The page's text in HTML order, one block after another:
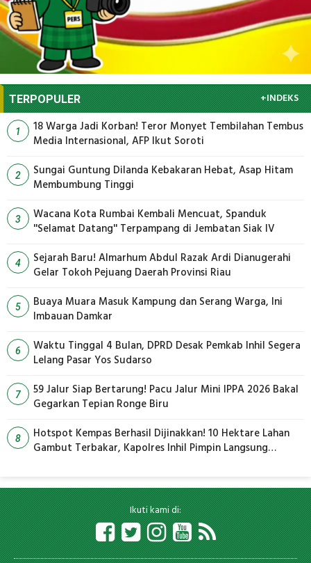
TERPOPULER +INDEKS
1
18 Warga Jadi Korban! Teror Monyet Tembilahan Tembus
Media Internasional, AFP Ikut Soroti
2
Sungai Guntung Dilanda Kebakaran Hebat, Asap Hitam
Membumbung Tinggi
3
Wacana Kota Rumbai Kembali Mencuat, Spanduk
''Selamat Datang'' Terpampang di Jembatan Siak IV
4
Sejarah Baru! Almarhum Abdul Razak Ardi Dianugerahi
Gelar Tokoh Pejuang Daerah Provinsi Riau
5
Buaya Muara Masuk Kampung dan Serang Warga, Ini
Imbauan Damkar
6
Waktu Tinggal 4 Bulan, DPRD Desak Pemkab Inhil Segera
Lelang Pasar Yos Sudarso
7
59 Jalur Siap Bertarung! Pacu Jalur Mini IPPA 2026 Bakal
Gegarkan Tepian Ronge Biru
8
Hotspot Kempas Berhasil Dijinakkan! 10 Hektare Lahan
Gambut Terbakar, Kapolres Inhil Pimpin Langsung
Ikuti kami di: